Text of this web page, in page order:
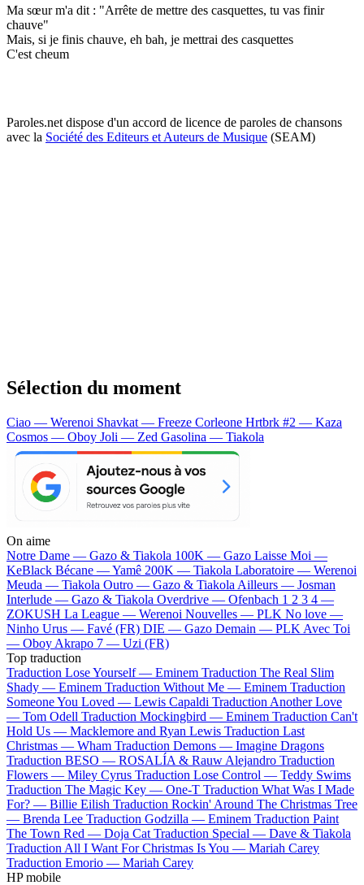
Ma sœur m'a dit : "Arrête de mettre des casquettes, tu vas finir
chauve"
Mais, si je finis chauve, eh bah, je mettrai des casquettes
C'est cheum
Paroles.net dispose d'un accord de licence de paroles de chansons
avec la Société des Editeurs et Auteurs de Musique (SEAM)
Sélection du moment
Ciao — Werenoi Shavkat — Freeze Corleone Hrtbrk #2 — Kaza
Cosmos — Oboy Joli — Zed Gasolina — Tiakola
On aime
Notre Dame — Gazo & Tiakola 100K — Gazo Laisse Moi —
KeBlack Bécane —Yamê 200K — Tiakola Laboratoire — Werenoi
Meuda — Tiakola Outro — Gazo & Tiakola Ailleurs — Josman
Interlude — Gazo & Tiakola Overdrive — Ofenbach 1 2 3 4 —
ZOKUSH La League — Werenoi Nouvelles — PLK No love —
Ninho Urus — Favé (FR) DIE — Gazo Demain — PLK Avec Toi
— Oboy Akrapo 7 — Uzi (FR)
Top traduction
Traduction Lose Yourself — Eminem Traduction The Real Slim
Shady — Eminem Traduction Without Me — Eminem Traduction
Someone You Loved — Lewis Capaldi Traduction Another Love
— Tom Odell Traduction Mockingbird — Eminem Traduction Can't
Hold Us — Macklemore and Ryan Lewis Traduction Last
Christmas — Wham Traduction Demons — Imagine Dragons
Traduction BESO — ROSALÍA & Rauw Alejandro Traduction
Flowers — Miley Cyrus Traduction Lose Control — Teddy Swims
Traduction The Magic Key — One-T Traduction What Was I Made
For? — Billie Eilish Traduction Rockin' Around The Christmas Tree
— Brenda Lee Traduction Godzilla — Eminem Traduction Paint
The Town Red — Doja Cat Traduction Special — Dave & Tiakola
Traduction All I Want For Christmas Is You — Mariah Carey
Traduction Emorio — Mariah Carey
HP mobile